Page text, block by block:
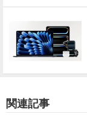
関連記事